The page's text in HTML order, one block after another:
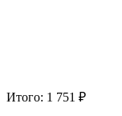
Итого: 1 751 ₽